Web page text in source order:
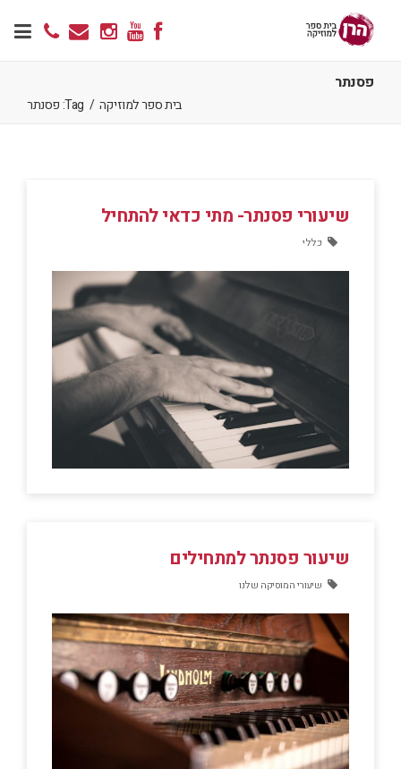
פסנתר
בית ספר למוזיקה / Tag: פסנתר
שיעורי פסנתר- מתי כדאי להתחיל
כללי
שיעור פסנתר למתחילים
שיעורי המוסיקה שלנו